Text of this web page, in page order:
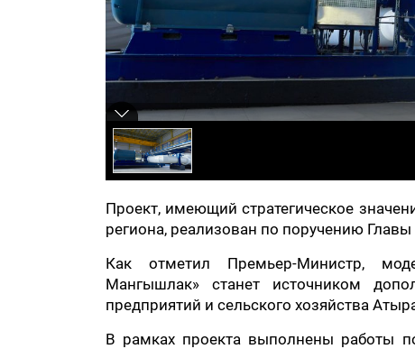
Проект, имеющий стратегическое
региона, реализован по поручению
Как отметил Премьер-Министр,
Мангышлак» станет источником
предприятий и сельского хозяйства
В рамках проекта выполнены работы